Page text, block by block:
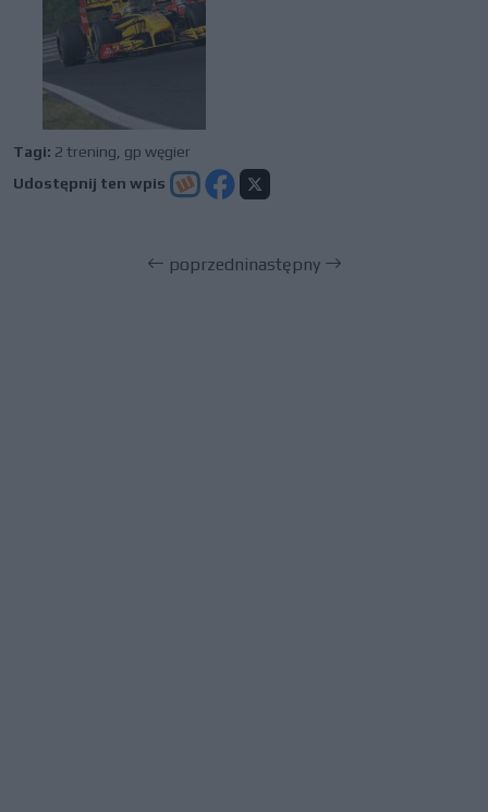
Tagi: 2 trening, gp węgier
Udostępnij ten wpis
poprzedninastępny